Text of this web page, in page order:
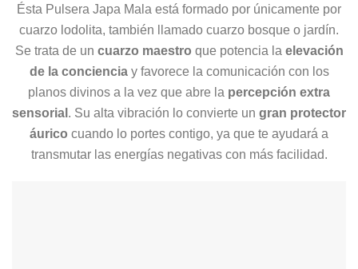
Ésta Pulsera Japa Mala está formado por únicamente por
cuarzo lodolita, también llamado cuarzo bosque o jardín.
Se trata de un cuarzo maestro que potencia la elevación
de la concienciay favorece la comunicación con los
planos divinos a la vez que abre la percepción extra
sensorial. Su alta vibración lo convierte un gran protector
áurico cuando lo portes contigo, ya que te ayudará a
transmutar las energías negativas con más facilidad.